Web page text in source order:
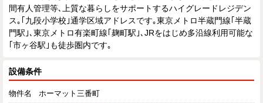
間有人管理等､上質な暮らしをサポートするハイグレードレジデン
ス｡｢九段小学校｣通学区域アドレスです｡東京メトロ半蔵門線｢半蔵
門駅｣､東京メトロ有楽町線｢麹町駅｣､JRをはじめ多沿線利用可能な
｢市ヶ谷駅｣も徒歩圏内です｡
設備条件
物件名 ホーマット三番町